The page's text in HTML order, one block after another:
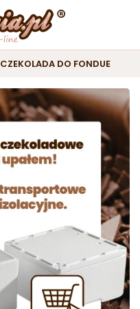
CZEKOLADA DO FONDUE